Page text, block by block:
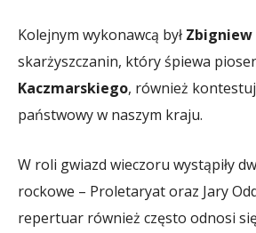
Kolejnym wykonawcą był Zbigniew
skarżyszczanin, który śpiewa
Kaczmarskiego, również
państwowy w naszym kraju.
W roli gwiazd wieczoru wystąpiły
rockowe – Proletaryat oraz Jary
repertuar również często odnosi